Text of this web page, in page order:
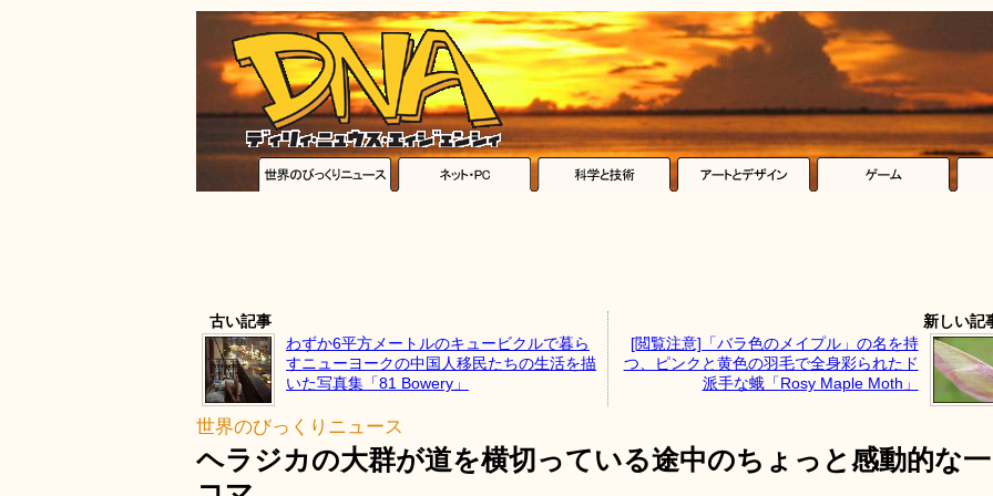
古い記事
わずか6平方メートルのキュービクルで暮ら
すニューヨークの中国人移民たちの生活を描
いた写真集「81 Bowery」
新しい記
[閲覧注意]「バラ色のメイプル」の名を持
つ、ピンクと黄色の羽毛で全身彩られたド
派手な蛾「Rosy Maple Moth」
世界のびっくりニュース
ヘラジカの大群が道を横切っている途中のちょっと感動的な一